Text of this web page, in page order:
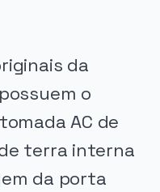
da
o
AC de
terra interna
da porta